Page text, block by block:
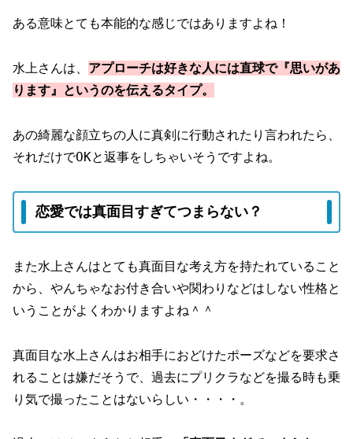
ある意味とても本能的な感じではありますよね！
水上さんは、 アプローチは好きな人には直球で『思いがあ
ります』というのを伝えるタイプ。
あの綺麗な顔立ちの人に真剣に行動されたり言われたら、
それだけでOKと返事をしちゃいそうですよね。
恋愛では真面目すぎてつまらない？
また水上さんはとても真面目な考え方を持たれていること
から、やんちゃなお付き合いや関わりなどはしない性格と
いうことがよくわかりますよね＾＾
真面目な水上さんはお相手におどけたポーズなどを要求さ
れることは嫌だそうで、過去にプリクラなどを撮る時も乗
り気で撮ったことはないらしい・・・・。